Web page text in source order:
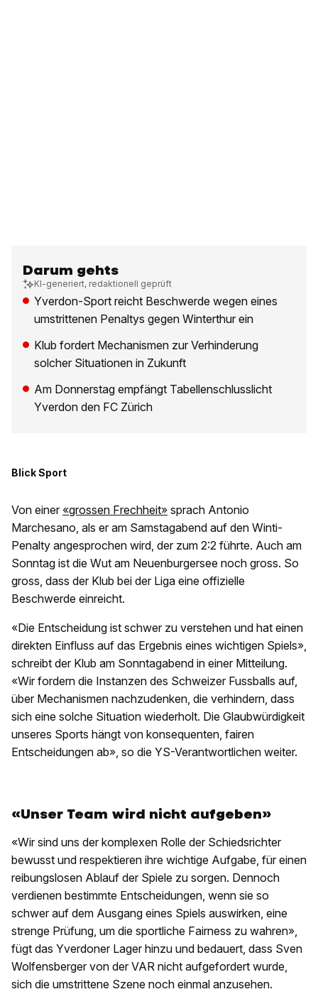
Darum gehts
KI-generiert, redaktionell geprüft
Yverdon-Sport reicht Beschwerde wegen eines
umstrittenen Penaltys gegen Winterthur ein
Klub fordert Mechanismen zur Verhinderung
solcher Situationen in Zukunft
Am Donnerstag empfängt Tabellenschlusslicht
Yverdon den FC Zürich
Blick Sport
Von einer «grossen Frechheit» sprach Antonio
Marchesano, als er am Samstagabend auf den Winti-
Penalty angesprochen wird, der zum 2:2 führte. Auch am
Sonntag ist die Wut am Neuenburgersee noch gross. So
gross, dass der Klub bei der Liga eine offizielle
Beschwerde einreicht.
«Die Entscheidung ist schwer zu verstehen und hat einen
direkten Einfluss auf das Ergebnis eines wichtigen Spiels»,
schreibt der Klub am Sonntagabend in einer Mitteilung.
«Wir fordern die Instanzen des Schweizer Fussballs auf,
über Mechanismen nachzudenken, die verhindern, dass
sich eine solche Situation wiederholt. Die Glaubwürdigkeit
unseres Sports hängt von konsequenten, fairen
Entscheidungen ab», so die YS-Verantwortlichen weiter.
«Unser Team wird nicht aufgeben»
«Wir sind uns der komplexen Rolle der Schiedsrichter
bewusst und respektieren ihre wichtige Aufgabe, für einen
reibungslosen Ablauf der Spiele zu sorgen. Dennoch
verdienen bestimmte Entscheidungen, wenn sie so
schwer auf dem Ausgang eines Spiels auswirken, eine
strenge Prüfung, um die sportliche Fairness zu wahren»,
fügt das Yverdoner Lager hinzu und bedauert, dass Sven
Wolfensberger von der VAR nicht aufgefordert wurde,
sich die umstrittene Szene noch einmal anzusehen.